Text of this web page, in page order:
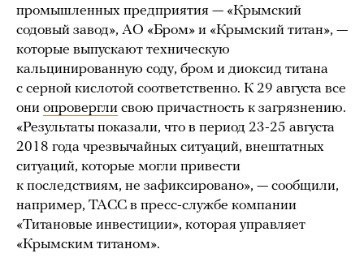
промышленных предприятия — «Крымский
содовый завод», АО «Бром» и «Крымский титан», —
которые выпускают техническую
кальцинированную соду, бром и диоксид титана
с серной кислотой соответственно. К 29 августа все
они опровергли свою причастность к загрязнению.
«Результаты показали, что в период 23-25 августа
2018 года чрезвычайных ситуаций, внештатных
ситуаций, которые могли привести
к последствиям, не зафиксировано», — сообщили,
например, ТАСС в пресс-службе компании
«Титановые инвестиции», которая управляет
«Крымским титаном».